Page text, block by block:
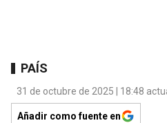
PAÍS
31 de octubre de 2025 | 18:48
Añadir como fuente en